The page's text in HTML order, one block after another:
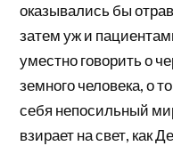
оказывались бы
затем уж и
уместно говорить о
земного человека, о
себя непосильный
взирает на свет, как